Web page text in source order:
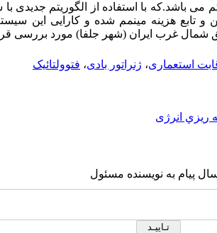
باشد.که با استفاده از الگوریتم جدیدی
و تابع هزینه مینمم شده و کارایی این
شمال غرب ایران (شهر جلفا) مورد بررسی
استعماری، ژنراتور بادی، فتوولتائیک
ريزي انرژی
پیام به نویسنده مسئول